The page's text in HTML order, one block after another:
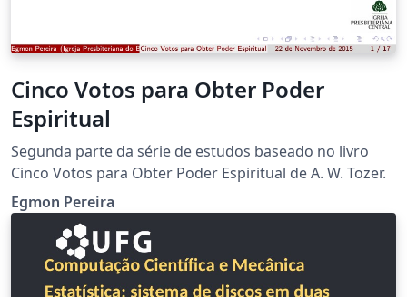
Cinco Votos para Obter Poder
Espiritual
Segunda parte da série de estudos baseado no livro
Cinco Votos para Obter Poder Espiritual de A. W. Tozer.
Egmon Pereira